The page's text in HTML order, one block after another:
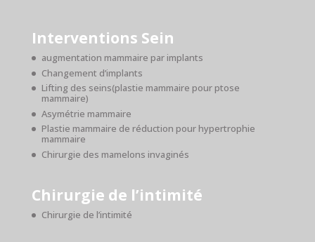
Interventions Sein
augmentation mammaire par implants
Changement d’implants
Lifting des seins(plastie mammaire pour ptose
mammaire)
Asymétrie mammaire
Plastie mammaire de réduction pour hypertrophie
mammaire
Chirurgie des mamelons invaginés
Chirurgie de l’intimité
Chirurgie de l’intimité